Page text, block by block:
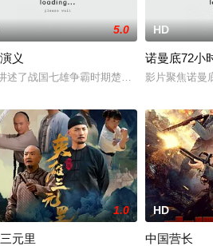
”之一，“最美奋斗者”罗盛教的真实事迹改编
5.0
义
述了战国七雄争霸时期楚将庄蹻入滇，在云
HD
诺曼底72小
影片聚焦诺曼
1.0
元里
HD
中国营长